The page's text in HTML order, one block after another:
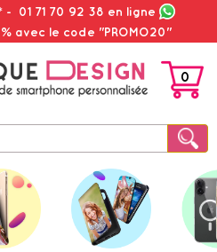
- 01 71 70 92 38 en ligne
avec le code "PROMO20"
PANIER
0